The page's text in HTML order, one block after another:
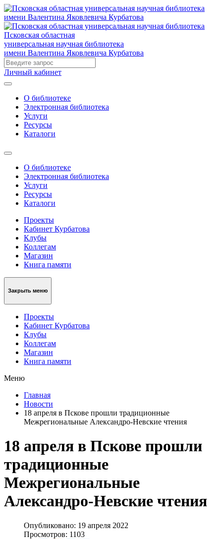
Псковская областная
универсальная научная библиотека
имени Валентина Яковлевича Курбатова
Личный кабинет
О библиотеке
Электронная библиотека
Услуги
Ресурсы
Каталоги
О библиотеке
Электронная библиотека
Услуги
Ресурсы
Каталоги
Проекты
Кабинет Курбатова
Клубы
Коллегам
Магазин
Книга памяти
Закрыть меню
Проекты
Кабинет Курбатова
Клубы
Коллегам
Магазин
Книга памяти
Меню
Главная
Новости
18 апреля в Пскове прошли традиционные
Межрегиональные Александро-Невские чтения
18 апреля в Пскове прошли
традиционные
Межрегиональные
Александро-Невские чтения
Опубликовано: 19 апреля 2022
Просмотров: 1103